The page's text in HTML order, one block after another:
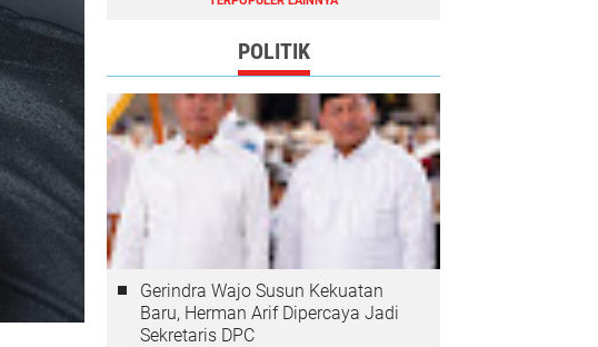
POLITIK
Gerindra Wajo Susun Kekuatan
Baru, Herman Arif Dipercaya Jadi
Sekretaris DPC